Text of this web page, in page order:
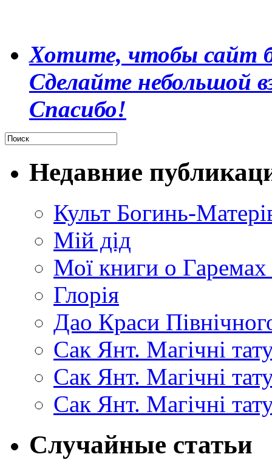
Хотите, чтобы сайт
Сделайте небольшой
Спасибо!
Недавние
Культ Богинь-
Мій дід
Мої книги о
Глорія
Дао Краси
Сак Янт. Магічні
Сак Янт. Магічні
Сак Янт. Магічні
Случайные статьи